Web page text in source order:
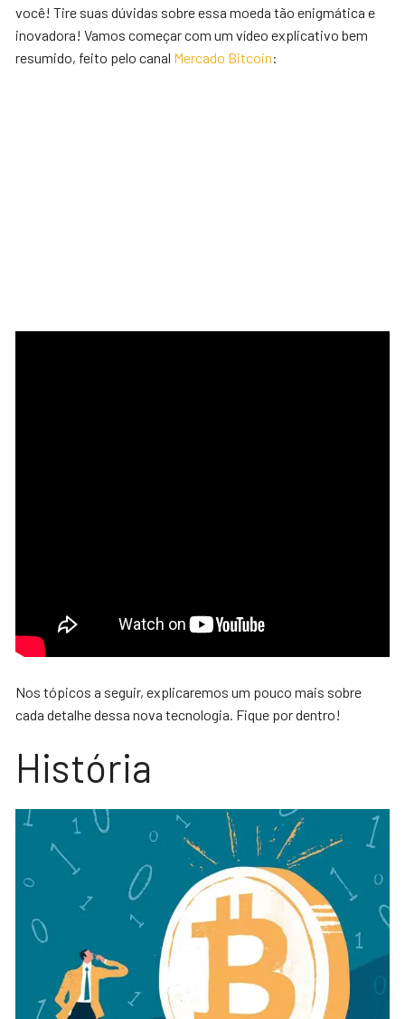
você! Tire suas dúvidas sobre essa moeda tão enigmática e
inovadora! Vamos começar com um vídeo explicativo bem
resumido, feito pelo canal Mercado Bitcoin:
Nos tópicos a seguir, explicaremos um pouco mais sobre
cada detalhe dessa nova tecnologia. Fique por dentro!
História